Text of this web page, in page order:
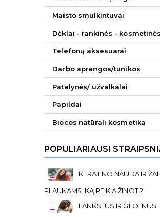
Maisto smulkintuvai
Dėklai - rankinės - kosmetinės
Telefonų aksesuarai
Darbo aprangos/tunikos
Patalynės/ užvalkalai
Papildai
Biocos natūrali kosmetika
POPULIARIAUSI
KERATINO NAUDA IR
PLAUKAMS. KĄ REIKIA ŽINOTI?
LANKSTŪS IR GLOTNŪS